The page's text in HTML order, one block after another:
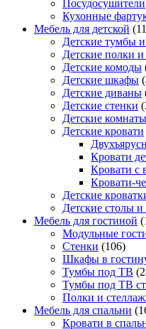
Посудосушители
Кухонные
Мебель для детской
Детские тумбы
Детские полки и
Детские комоды
Детские шкафы
Детские диваны
Детские стенки
Детские комнаты
Детские кровати
Кровати
Кровати с
Кровати-
Детские
Детские столы и
Мебель для гостиной
Модульные
Стенки (106)
Шкафы в
Тумбы под ТВ
Тумбы под ТВ
Полки и
Мебель для спальни
Кровати в